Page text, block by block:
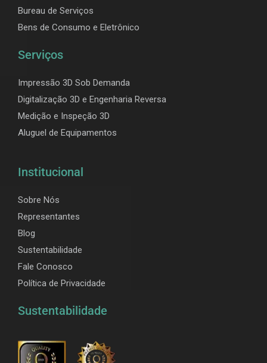
Bureau de Serviços
Bens de Consumo e Eletrônico
Serviços
Impressão 3D Sob Demanda
Digitalização 3D e Engenharia Reversa
Medição e Inspeção 3D
Aluguel de Equipamentos
Institucional
Sobre Nós
Representantes
Blog
Sustentabilidade
Fale Conosco
Política de Privacidade
Sustentabilidade